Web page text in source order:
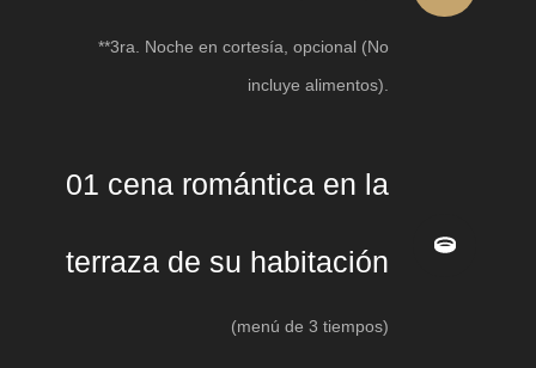
**3ra. Noche en cortesía, opcional (No
incluye alimentos).
01 cena romántica en la
terraza de su habitación
(menú de 3 tiempos)